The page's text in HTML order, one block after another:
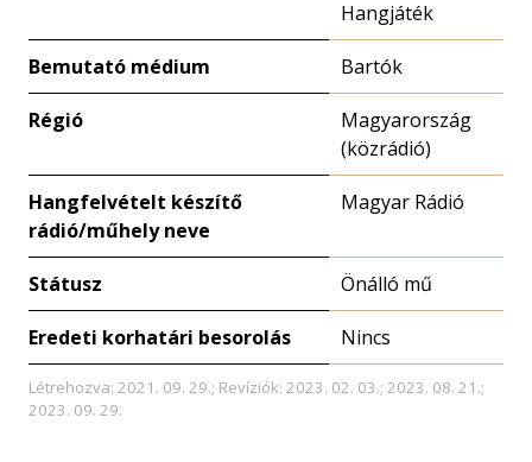
Hangjáték
Bemutató médium Bartók
Régió
Magyarország
(közrádió)
Hangfelvételt készítő
rádió/műhely neve
Magyar Rádió
Státusz Önálló mű
Eredeti korhatári besorolás Nincs
Létrehozva: 2021. 09. 29.; Revíziók: 2023. 02. 03.; 2023. 08. 21.;
2023. 09. 29.